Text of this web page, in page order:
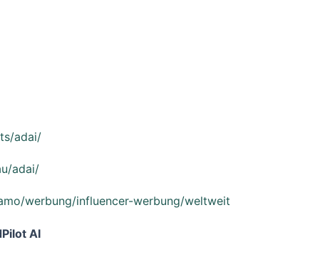
adai/
adai/
werbung/influencer-werbung/weltweit
AI